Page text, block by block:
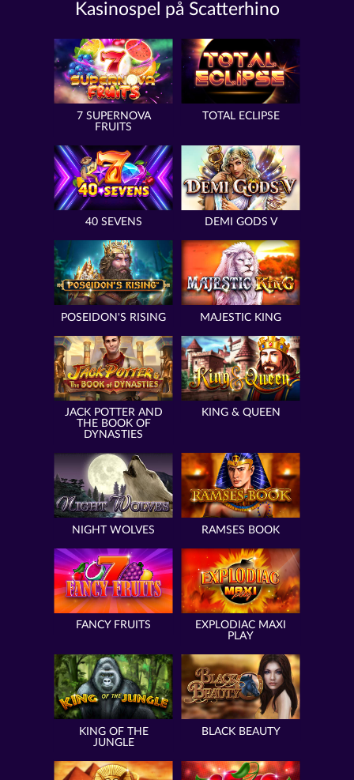
Kasinospel på Scatterhino
7 SUPERNOVA
FRUITS
TOTAL ECLIPSE
40 SEVENS DEMI GODS V
POSEIDON'S RISING MAJESTIC KING
JACK POTTER AND
THE BOOK OF
DYNASTIES
KING & QUEEN
NIGHT WOLVES RAMSES BOOK
FANCY FRUITS
EXPLODIAC MAXI
PLAY
KING OF THE
JUNGLE
BLACK BEAUTY